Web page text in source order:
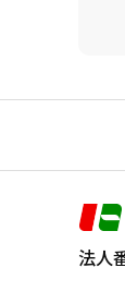
文
で
法人